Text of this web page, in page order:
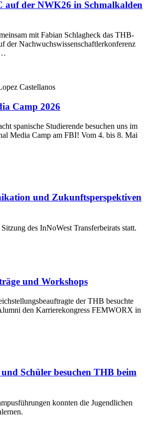
auf der NWK26 in Schmalkalden
mit Fabian Schlagheck das THB-
der Nachwuchswissenschaftlerkonferenz
Castellanos
Camp 2026
spanische Studierende besuchen uns im
Media Camp am FBI! Vom 4. bis 8. Mai
und Zukunftsperspektiven
des InNoWest Transferbeirats statt.
und Workshops
der THB besuchte
den Karrierekongress FEMWORX in
Schüler besuchen THB beim
konnten die Jugendlichen